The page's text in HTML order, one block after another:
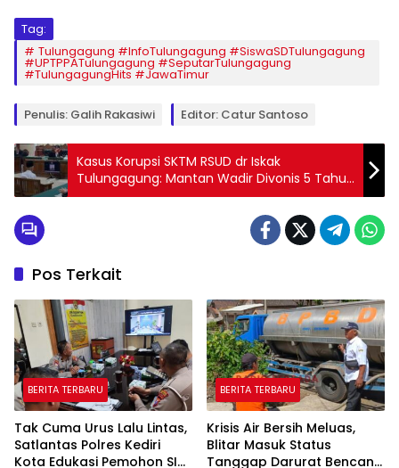
Tag:
Tulungagung #InfoTulungagung #SiswaSDTulungagung
#UPTPPATulungagung #SeputarTulungagung
#TulungagungHits #JawaTimur
Penulis: Galih Rakasiwi Editor: Catur Santoso
Kasus Korupsi SKTM RSUD dr Iskak
Tulungagung: Mantan Wadir Divonis 5 Tahun
Penjara, Staf Keuangan 2 Tahun
Pos Terkait
BERITA TERBARU
Tak Cuma Urus Lalu Lintas,
Satlantas Polres Kediri
Kota Edukasi Pemohon SIM
BERITA TERBARU
Krisis Air Bersih Meluas,
Blitar Masuk Status
Tanggap Darurat Bencana